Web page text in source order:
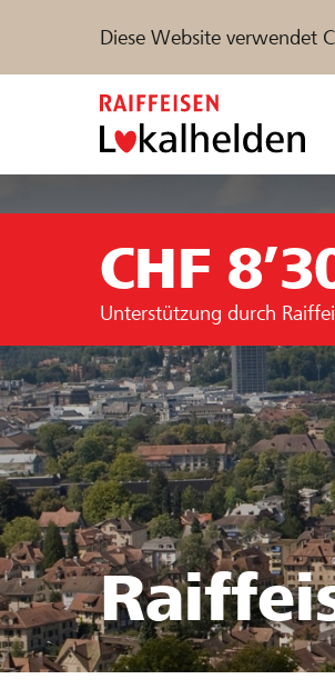
Diese Website verwendet
Hilfe &
Projekte und
DE FR IT
CHF
Unterstützung durch